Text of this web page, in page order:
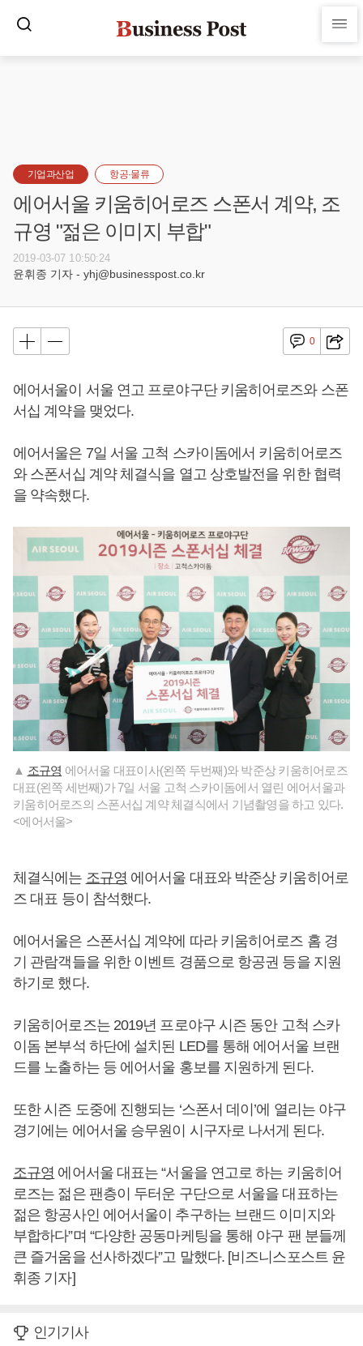
기업과산업 항공·물류
에어서울 키움히어로즈 스폰서 계약, 조
규영 "젊은 이미지 부합"
2019-03-07 10:50:24
윤휘종 기자 - yhj@businesspost.co.kr
0
에어서울이 서울 연고 프로야구단 키움히어로즈와 스폰
서십 계약을 맺었다.
에어서울은 7일 서울 고척 스카이돔에서 키움히어로즈
와 스폰서십 계약 체결식을 열고 상호발전을 위한 협력
을 약속했다.
▲ 조규영 에어서울 대표이사(왼쪽 두번째)와 박준상 키움히어로즈
대표(왼쪽 세번째)가 7일 서울 고척 스카이돔에서 열린 에어서울과
키움히어로즈의 스폰서십 계약 체결식에서 기념촬영을 하고 있다.
<에어서울>
체결식에는 조규영 에어서울 대표와 박준상 키움히어로
즈 대표 등이 참석했다.
에어서울은 스폰서십 계약에 따라 키움히어로즈 홈 경
기 관람객들을 위한 이벤트 경품으로 항공권 등을 지원
하기로 했다.
키움히어로즈는 2019년 프로야구 시즌 동안 고척 스카
이돔 본부석 하단에 설치된 LED를 통해 에어서울 브랜
드를 노출하는 등 에어서울 홍보를 지원하게 된다.
또한 시즌 도중에 진행되는 ‘스폰서 데이’에 열리는 야구
경기에는 에어서울 승무원이 시구자로 나서게 된다.
조규영 에어서울 대표는 “서울을 연고로 하는 키움히어
로즈는 젊은 팬층이 두터운 구단으로 서울을 대표하는
젊은 항공사인 에어서울이 추구하는 브랜드 이미지와
부합하다”며 “다양한 공동마케팅을 통해 야구 팬 분들께
큰 즐거움을 선사하겠다”고 말했다. [비즈니스포스트 윤
휘종 기자]
인기기사